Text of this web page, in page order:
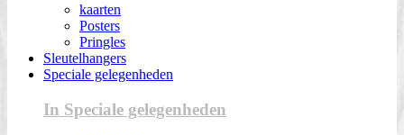
kaarten
Posters
Pringles
Sleutelhangers
Speciale gelegenheden
In Speciale gelegenheden